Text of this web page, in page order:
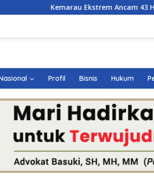
Ekstrem Ancam 43 Hektare Sawah
Profil Bisnis Hukum